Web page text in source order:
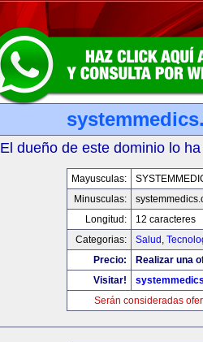
El dueño de este dominio lo
Mayusculas:
Minusculas:
Longitud:
12 caracteres
Categorias:
Salud ,
Precio:
Realizar una
Visitar!
Serán consideradas